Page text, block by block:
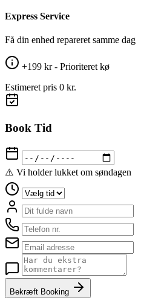
Express Service
Få din enhed repareret samme dag
+199 kr - Prioriteret kø
Estimeret pris 0 kr.
Book Tid
⚠️ Vi holder lukket om søndagen
Bekræft Booking